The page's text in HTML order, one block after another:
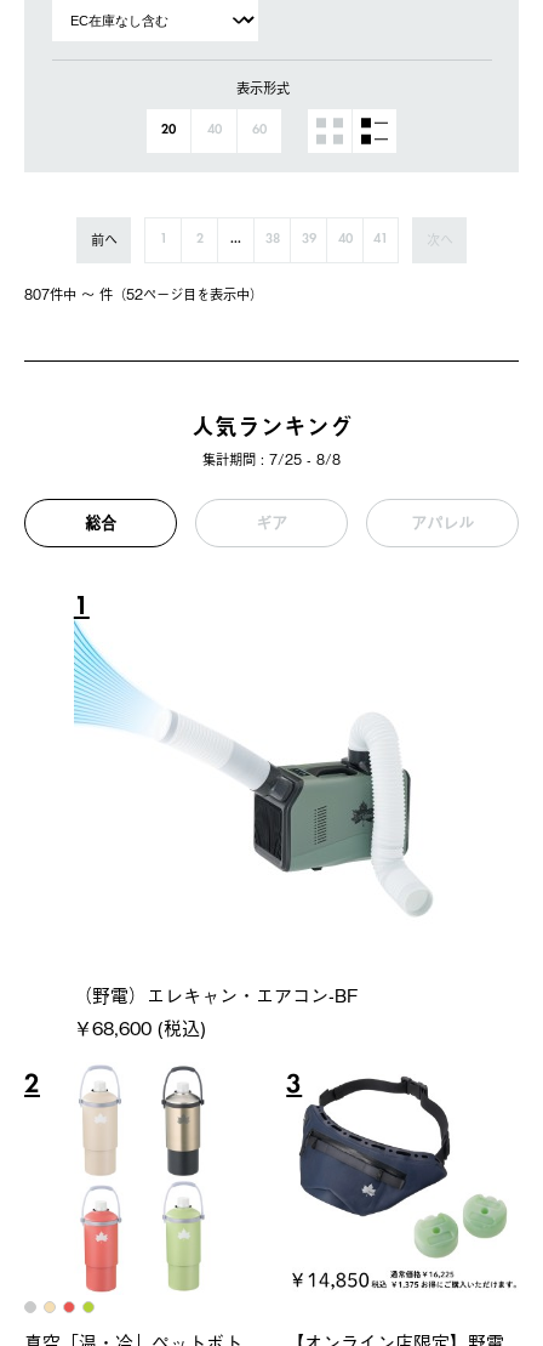
表示形式
20 40 60
807件中 〜 件（52ページ⽬を表⽰中）
前へ 1 2 ... 38 39 40 41 次へ
人気ランキング
集計期間 : 7/25 - 8/8
総合 ギア アパレル
1
（野電）エレキャン・エアコン-BF
￥68,600 (税込)
2 3